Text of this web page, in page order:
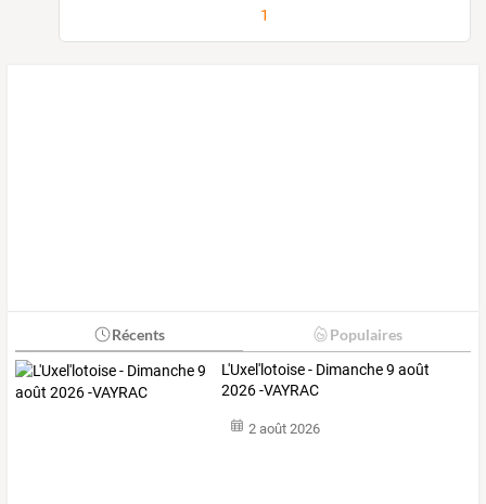
1
Récents Populaires
L'Uxel'lotoise - Dimanche 9 août
2026 -VAYRAC
2 août 2026